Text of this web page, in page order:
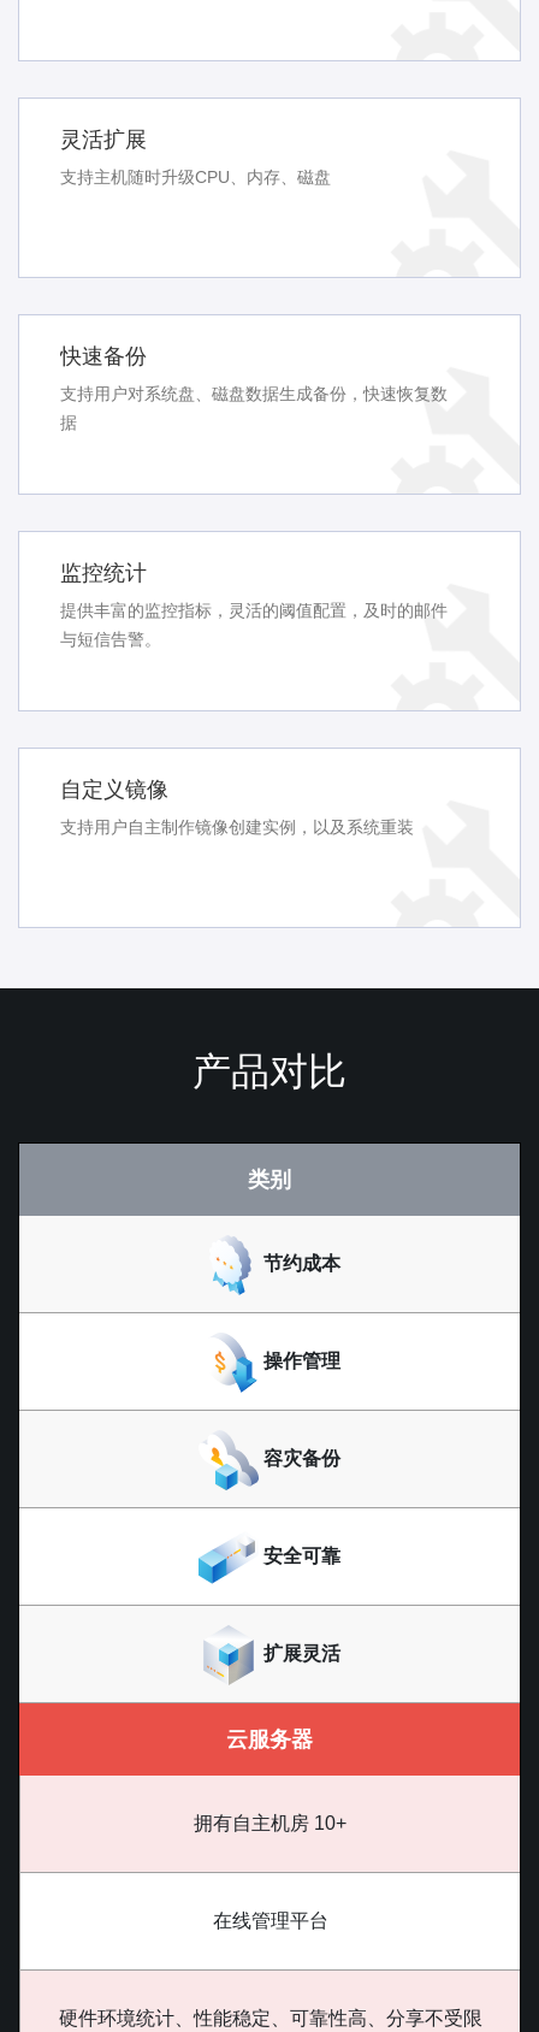
灵活扩展
支持主机随时升级CPU、内存、磁盘
快速备份
支持用户对系统盘、磁盘数据生成备份，快速恢复数
据
监控统计
提供丰富的监控指标，灵活的阈值配置，及时的邮件
与短信告警。
自定义镜像
支持用户自主制作镜像创建实例，以及系统重装
产品对比
类别
节约成本
操作管理
容灾备份
安全可靠
扩展灵活
云服务器
拥有自主机房 10+
在线管理平台
硬件环境统计、性能稳定、可靠性高、分享不受限